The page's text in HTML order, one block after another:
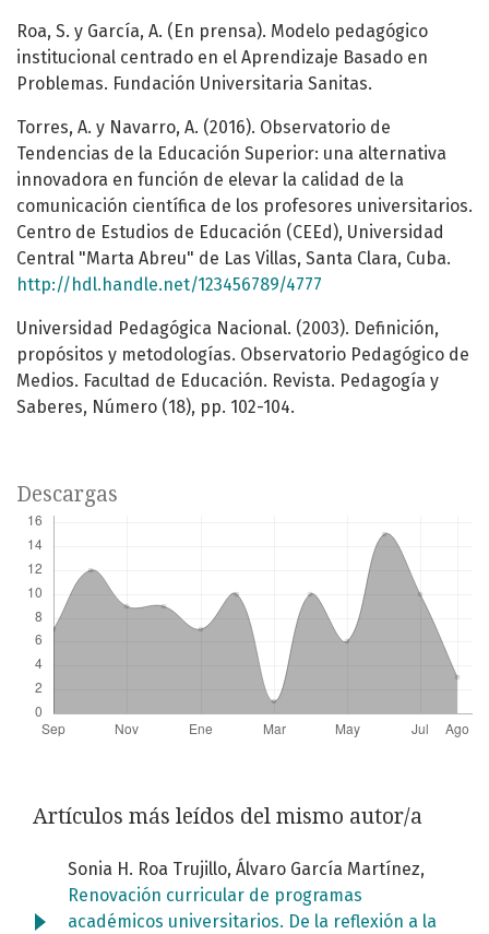
Roa, S. y García, A. (En prensa). Modelo pedagógico
institucional centrado en el Aprendizaje Basado en
Problemas. Fundación Universitaria Sanitas.
Torres, A. y Navarro, A. (2016). Observatorio de
Tendencias de la Educación Superior: una alternativa
innovadora en función de elevar la calidad de la
comunicación científica de los profesores universitarios.
Centro de Estudios de Educación (CEEd), Universidad
Central "Marta Abreu" de Las Villas, Santa Clara, Cuba.
http://hdl.handle.net/123456789/4777
Universidad Pedagógica Nacional. (2003). Definición,
propósitos y metodologías. Observatorio Pedagógico de
Medios. Facultad de Educación. Revista. Pedagogía y
Saberes, Número (18), pp. 102-104.
Descargas
Artículos más leídos del mismo autor/a
Sonia H. Roa Trujillo, Álvaro García Martínez,
Renovación curricular de programas
académicos universitarios. De la reflexión a la